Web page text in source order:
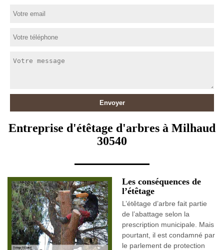
Entreprise d'étêtage d'arbres à Milhaud
30540
Les conséquences de
l’étêtage
L’étêtage d’arbre fait partie
de l’abattage selon la
prescription municipale. Mais
pourtant, il est condamné par
le parlement de protection